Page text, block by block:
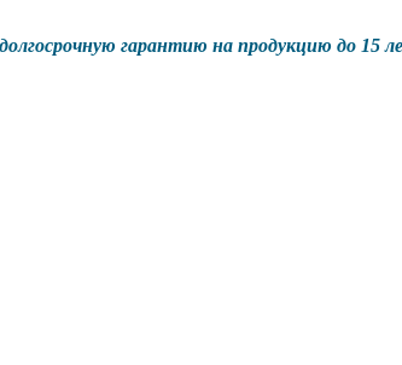
гарантию на продукцию до 15